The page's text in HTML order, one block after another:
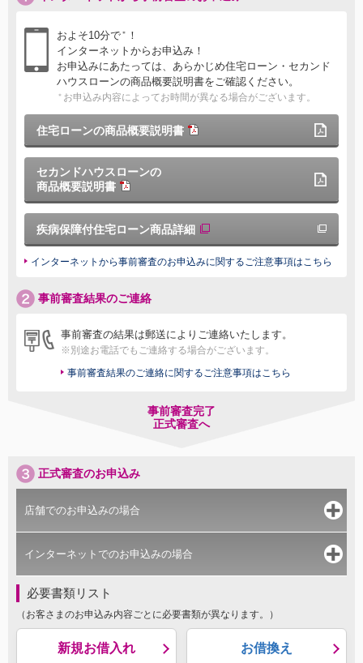
およそ10分で ＊
！
インターネットからお申込み！
お申込みにあたっては、あらかじめ住宅ローン・セカンド
ハウスローンの商品概要説明書をご確認ください。
＊ お申込み内容によってお時間が異なる場合がございます。
住宅ローンの商品概要説明書
セカンドハウスローンの
商品概要説明書
疾病保障付住宅ローン商品詳細
インターネットから事前審査のお申込みに関するご注意事項はこちら
事前審査結果のご連絡
事前審査の結果は郵送によりご連絡いたします。
※別途お電話でもご連絡する場合がございます。
事前審査結果のご連絡に関するご注意事項はこちら
事前審査完了
正式審査へ
正式審査のお申込み
店舗でのお申込みの場合
インターネットでのお申込みの場合
必要書類リスト
（お客さまのお申込み内容ごとに必要書類が異なります。）
新規お借入れ お借換え